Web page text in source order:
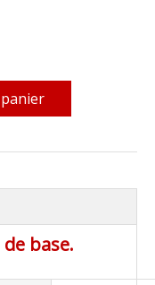
base.